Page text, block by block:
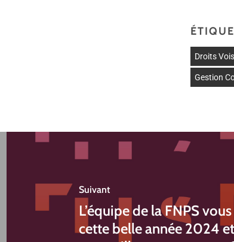
Droits
Gestion
Suivant
L’équipe de la FNPS
cette belle année 2024